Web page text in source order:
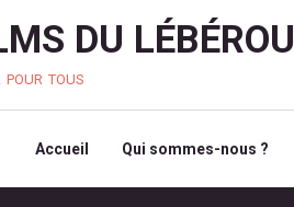
DU LÉBÉROU
pour tous
Accueil Qui sommes-nous ?